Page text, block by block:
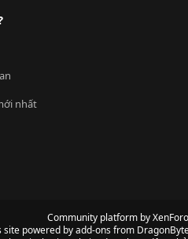
nhất
Community platform by XenForo
site powered byadd-ons from